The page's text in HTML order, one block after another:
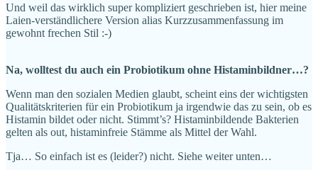
Und weil das wirklich super kompliziert geschrieben ist, hier meine
Laien-verständlichere Version alias Kurzzusammenfassung im
gewohnt frechen Stil :-)
Na, wolltest du auch ein Probiotikum ohne Histaminbildner…?
Wenn man den sozialen Medien glaubt, scheint eins der wichtigsten
Qualitätskriterien für ein Probiotikum ja irgendwie das zu sein, ob es
Histamin bildet oder nicht. Stimmt’s? Histaminbildende Bakterien
gelten als out, histaminfreie Stämme als Mittel der Wahl.
Tja… So einfach ist es (leider?) nicht. Siehe weiter unten…